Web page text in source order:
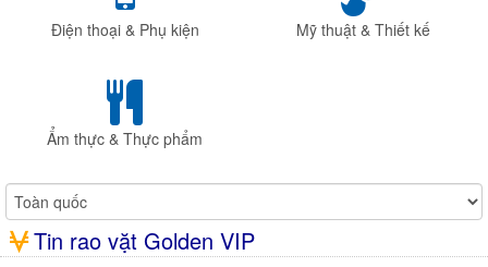
Điện thoại & Phụ kiện Mỹ thuật & Thiết kế
Ẩm thực & Thực phẩm
Tin rao vặt Golden VIP